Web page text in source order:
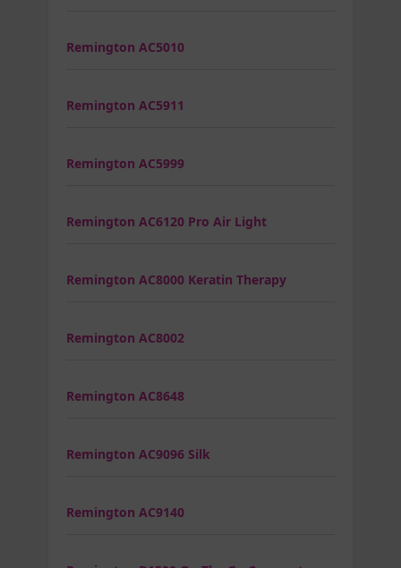
Remington AC5010
Remington AC5911
Remington AC5999
Remington AC6120 Pro Air Light
Remington AC8000 Keratin Therapy
Remington AC8002
Remington AC8648
Remington AC9096 Silk
Remington AC9140